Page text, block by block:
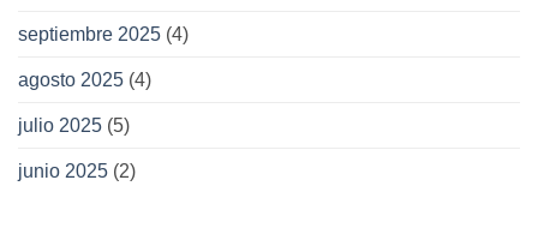
septiembre 2025 (4)
agosto 2025 (4)
julio 2025 (5)
junio 2025 (2)